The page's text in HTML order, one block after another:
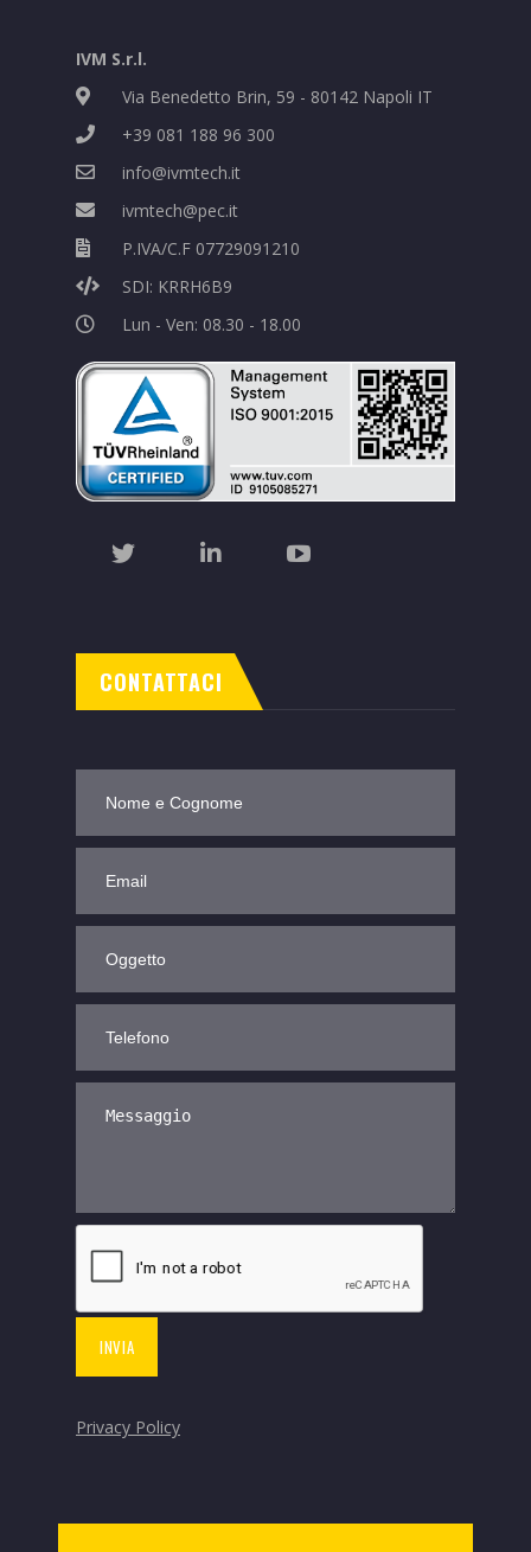
IVM S.r.l.
Via Benedetto Brin, 59 - 80142 Napoli IT
+39 081 188 96 300
info@ivmtech.it
ivmtech@pec.it
P.IVA/C.F 07729091210
SDI: KRRH6B9
Lun - Ven: 08.30 - 18.00
CONTATTACI
Privacy Policy